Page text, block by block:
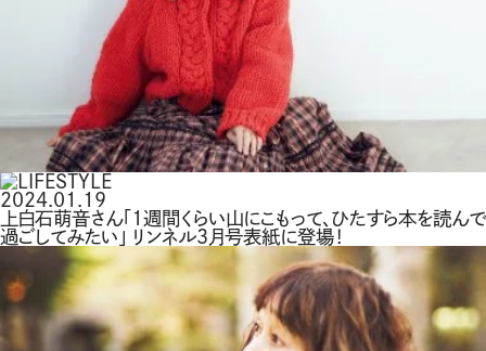
2024.01.19
上白石萌音さん「1週間くらい山にこもって、ひたすら本を読んで
過ごしてみたい」 リンネル3月号表紙に登場！